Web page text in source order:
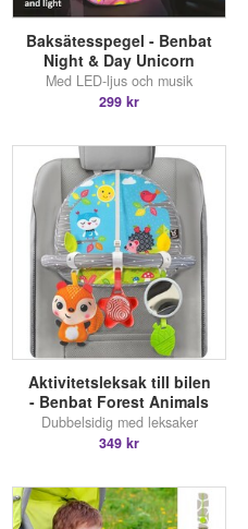
Baksätesspegel - Benbat
Night & Day Unicorn
Med LED-ljus och musik
299 kr
Aktivitetsleksak till bilen
- Benbat Forest Animals
Dubbelsidig med leksaker
349 kr